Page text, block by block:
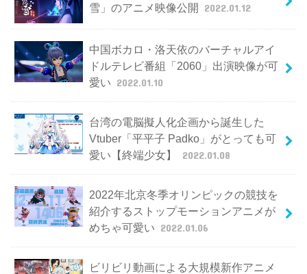
雪」のアニメ映像公開 2022.01.12
中国ボカロ・洛天依のバーチャルアイ
ドルテレビ番組「2060」出演映像が可
愛い 2022.01.10
台湾の電脳擬人化企画から誕生した
Vtuber「平平子 Padko」がとっても可
愛い【終端少女】
2022.01.08
2022年北京冬季オリンピックの競技を
紹介するストップモーションアニメが
めちゃ可愛い 2022.01.06
ビリビリ動画による大規模新作アニメ